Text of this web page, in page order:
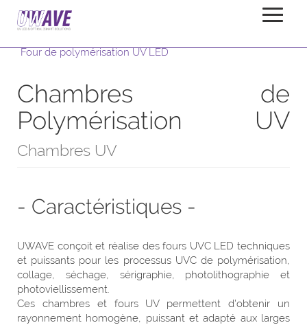
Accueil
Four de polymérisation UV LED
Chambres de
Polymérisation UV
Chambres UV
- Caractéristiques -
UWAVE conçoit et réalise des fours UVC LED techniques
et puissants pour les processus UVC de polymérisation,
collage, séchage, sérigraphie, photolithographie et
photoviellissement.
Ces chambres et fours UV permettent d'obtenir un
rayonnement homogène, puissant et adapté aux larges